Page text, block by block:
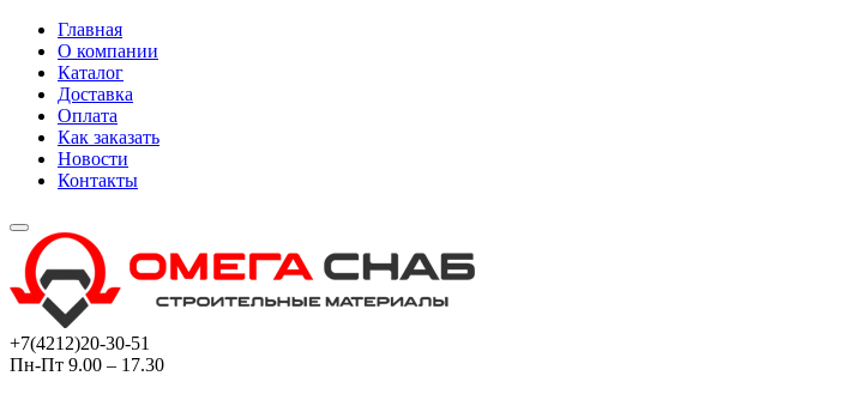
Главная
О компании
Каталог
Доставка
Оплата
Как заказать
Новости
Контакты
+7(4212)20-30-51
Пн-Пт 9.00 – 17.30